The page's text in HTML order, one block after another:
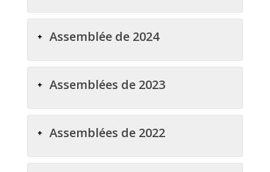
Assemblée de 2024
Assemblées de 2023
Assemblées de 2022